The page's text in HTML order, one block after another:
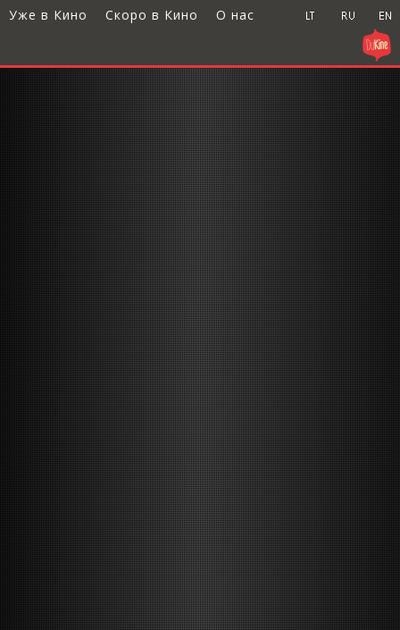
Уже в Кино Скоро в Кино О нас